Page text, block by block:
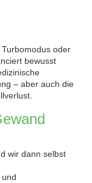
oder
bewusst
– aber auch die
wir dann selbst